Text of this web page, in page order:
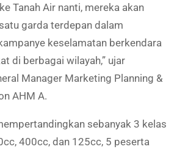
Tanah Air nanti, mereka akan
garda terdepan dalam
keselamatan berkendara
di berbagai wilayah,” ujar
Manager Marketing Planning &
AHM A.
sebanyak 3 kelas
400cc, dan 125cc, 5 peserta